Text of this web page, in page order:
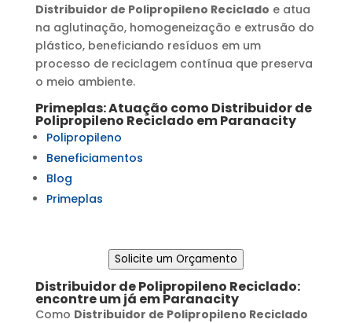
Distribuidor de Polipropileno Reciclado e atua
na aglutinação, homogeneização e extrusão do
plástico, beneficiando resíduos em um
processo de reciclagem contínua que preserva
o meio ambiente.
Primeplas: Atuação como Distribuidor de
Polipropileno Reciclado emParanacity
Polipropileno
Beneficiamentos
Blog
Primeplas
Solicite um Orçamento
Distribuidor de Polipropileno Reciclado:
encontre um já emParanacity
Como Distribuidor de Polipropileno Reciclado